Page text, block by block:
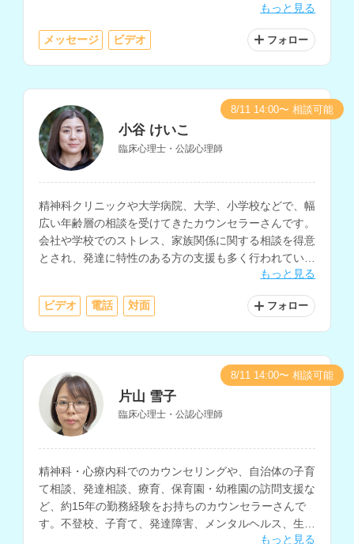
もっと見る
メッセージ ビデオ フォロー
小谷 けいこ
臨床心理士・公認心理師
精神科クリニックや大学病院、大学、小学校などで、幅
広い年齢層の相談を受けてきたカウンセラーさんです。
会社や学校でのストレス、家族関係に関する相談を得意
とされ、発達に特性のある方の支援も多く行われていま
もっと見る
ビデオ 電話 対面 フォロー
8/11 14:00〜 相談可能
片山 雪子
臨床心理士・公認心理師
精神科・心療内科でのカウンセリングや、自治体の子育
て相談、発達相談、療育、保育園・幼稚園の訪問支援な
ど、約15年の勤務経験をお持ちのカウンセラーさんで
す。不登校、子育て、発達障害、メンタルヘルス、生き
もっと見る
8/11 14:00〜 相談可能